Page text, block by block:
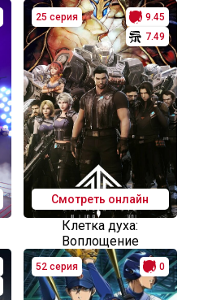
25 серия
9.45
7.49
Смотреть онлайн
Клетка духа:
Воплощение
52 серия 0